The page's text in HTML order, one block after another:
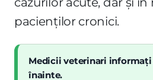
pacienților cronici.
Medicii veterinari informați
înainte.